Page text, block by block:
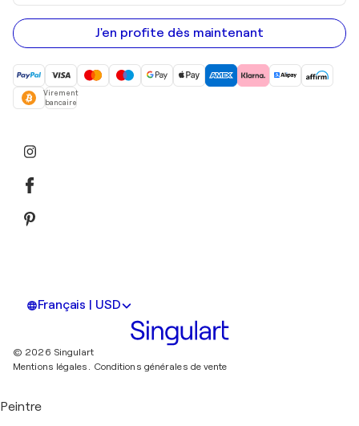
adresse
e-
mail
J'en profite dès maintenant
Virement
bancaire
Français | USD
© 2026 Singulart
Mentions légales. Conditions générales de vente
Peintre